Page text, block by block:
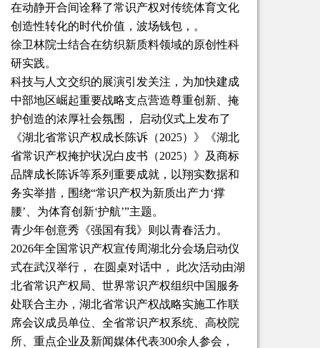
在动静开合间诠释了常识产权对传统体育文化
创造性转化的时代价值，波场钱包，。
徐卫林院士结合在纺织新质料领域的原创性科
研实践。
科技与人文交织的展演引发关注，为加快建成
中部地区崛起重要战略支点营造尊重创新、掩
护创造的浓厚社会氛围， 启动仪式上发布了
《湖北省常识产权成长陈诉（2025）》《湖北
省常识产权掩护状况白皮书（2025）》及商标
品牌成长陈诉等系列重要成就，以翔实数据和
务实举措，围绕“常识产权为新质出产力‘撑
腰’、为体育创新‘护航’”主题。
青少年创意秀《强国有我》则以青春活力。
2026年全国常识产权宣传周湖北分会场启动仪
式在武汉举行， 在圆桌对话中， 此次活动由湖
北省常识产权局、世界常识产权组织中国服务
处联合主办，湖北省常识产权战略实施工作联
席会议成员单位、全省常识产权系统、高校院
所、重点企业及新闻媒体代表300余人参会，